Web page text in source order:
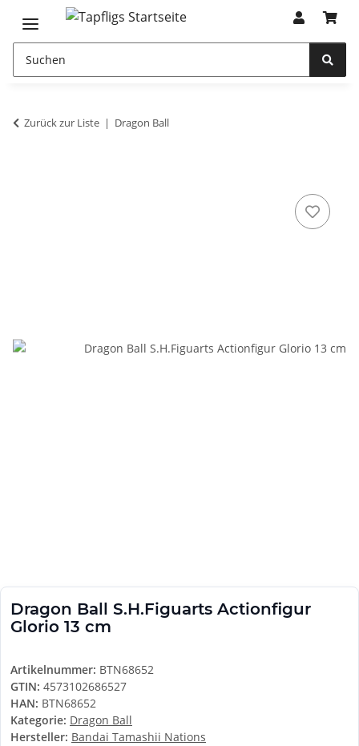
Zurück zur Liste Dragon Ball
Dragon Ball S.H.Figuarts Actionfigur
Glorio 13 cm
Artikelnummer: BTN68652
GTIN: 4573102686527
HAN: BTN68652
Kategorie: Dragon Ball
Hersteller: Bandai Tamashii Nations